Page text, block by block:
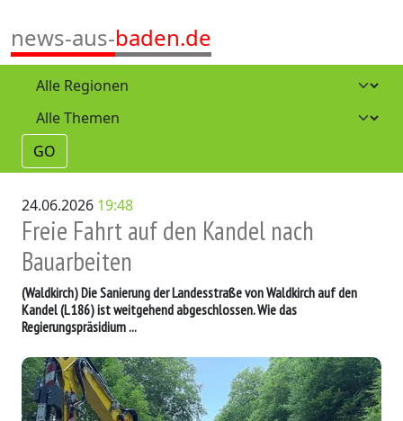
news-aus-baden.de
GO
24.06.2026 19:48
Freie Fahrt auf den Kandel nach
Bauarbeiten
(Waldkirch)Die Sanierung der Landesstraße von Waldkirch auf den
Kandel (L 186) ist weitgehend abgeschlossen. Wie das
Regierungspräsidium ...